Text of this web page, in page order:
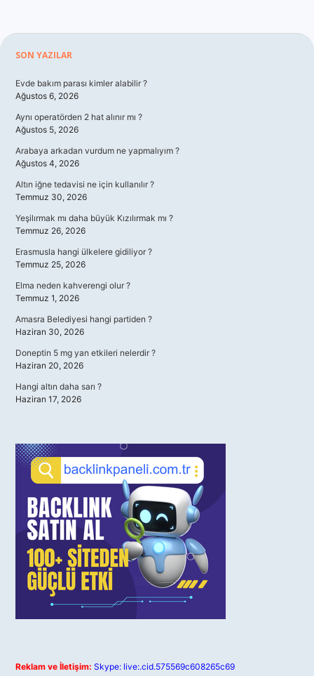
Sidebar
SON YAZILAR
Evde bakım parası kimler alabilir ?
Ağustos 6, 2026
Aynı operatörden 2 hat alınır mı ?
Ağustos 5, 2026
Arabaya arkadan vurdum ne yapmalıyım ?
Ağustos 4, 2026
Altın iğne tedavisi ne için kullanılır ?
Temmuz 30, 2026
Yeşilırmak mı daha büyük Kızılırmak mı ?
Temmuz 26, 2026
Erasmusla hangi ülkelere gidiliyor ?
Temmuz 25, 2026
Elma neden kahverengi olur ?
Temmuz 1, 2026
Amasra Belediyesi hangi partiden ?
Haziran 30, 2026
Doneptin 5 mg yan etkileri nelerdir ?
Haziran 20, 2026
Hangi altın daha sarı ?
Haziran 17, 2026
Reklam ve İletişim: Skype: live:.cid.575569c608265c69